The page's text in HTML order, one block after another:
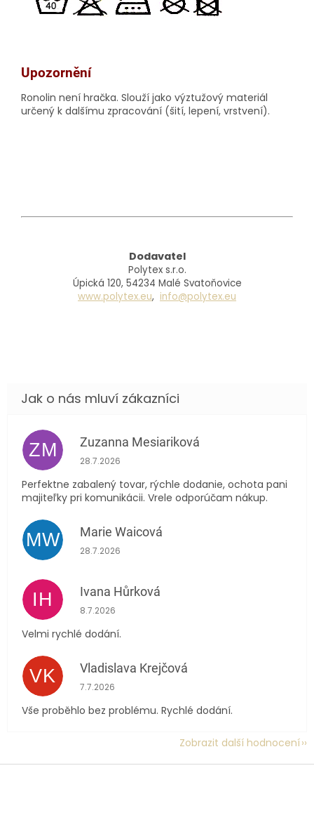
Upozornění
Ronolin není hračka. Slouží jako výztužový materiál
určený k dalšímu zpracování (šití, lepení, vrstvení).
Dodavatel
Polytex s.r.o.
Úpická 120, 54234 Malé Svatoňovice
www.polytex.eu, info@polytex.eu
ZM Zuzanna Mesiariková
Hodnocení obchodu je 5 z 5 hvězdiček.
28.7.2026
Perfektne zabalený tovar, rýchle dodanie, ochota pani
majiteľky pri komunikácii. Vrele odporúčam nákup.
MW Marie Waicová
Hodnocení obchodu je 5 z 5 hvězdiček.
28.7.2026
IH Ivana Hůrková
Hodnocení obchodu je 5 z 5 hvězdiček.
8.7.2026
Velmi rychlé dodání.
VK Vladislava Krejčová
Hodnocení obchodu je 5 z 5 hvězdiček.
7.7.2026
Vše proběhlo bez problému. Rychlé dodání.
Zobrazit další hodnocení